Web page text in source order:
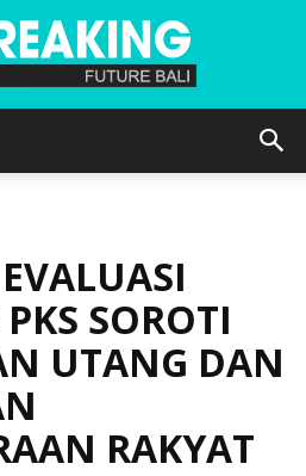
Bali
SOROTI
UTANG DAN
RAKYAT